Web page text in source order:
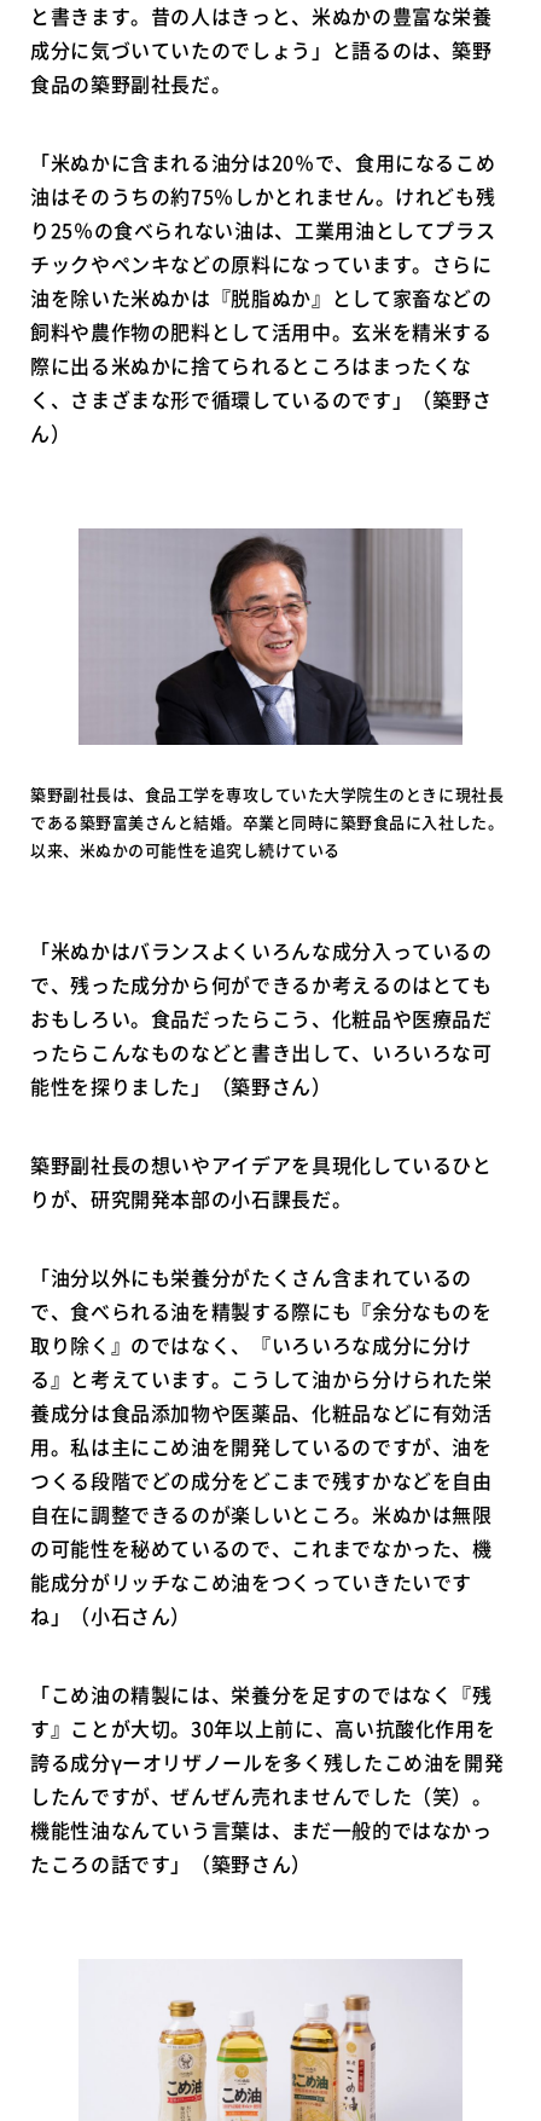
と書きます。昔の人はきっと、米ぬかの豊富な栄養
成分に気づいていたのでしょう」と語るのは、築野
食品の築野副社長だ。
「米ぬかに含まれる油分は20％で、食用になるこめ
油はそのうちの約75％しかとれません。けれども残
り25％の食べられない油は、工業用油としてプラス
チックやペンキなどの原料になっています。さらに
油を除いた米ぬかは『脱脂ぬか』として家畜などの
飼料や農作物の肥料として活用中。玄米を精米する
際に出る米ぬかに捨てられるところはまったくな
く、さまざまな形で循環しているのです」（築野さ
ん）
築野副社長は、食品工学を専攻していた大学院生のときに現社長
である築野富美さんと結婚。卒業と同時に築野食品に入社した。
以来、米ぬかの可能性を追究し続けている
「米ぬかはバランスよくいろんな成分入っているの
で、残った成分から何ができるか考えるのはとても
おもしろい。食品だったらこう、化粧品や医療品だ
ったらこんなものなどと書き出して、いろいろな可
能性を探りました」（築野さん）
築野副社長の想いやアイデアを具現化しているひと
りが、研究開発本部の小石課長だ。
「油分以外にも栄養分がたくさん含まれているの
で、食べられる油を精製する際にも『余分なものを
取り除く』のではなく、『いろいろな成分に分け
る』と考えています。こうして油から分けられた栄
養成分は食品添加物や医薬品、化粧品などに有効活
用。私は主にこめ油を開発しているのですが、油を
つくる段階でどの成分をどこまで残すかなどを自由
自在に調整できるのが楽しいところ。米ぬかは無限
の可能性を秘めているので、これまでなかった、機
能成分がリッチなこめ油をつくっていきたいです
ね」（小石さん）
「こめ油の精製には、栄養分を足すのではなく『残
す』ことが大切。30年以上前に、高い抗酸化作用を
誇る成分γーオリザノールを多く残したこめ油を開発
したんですが、ぜんぜん売れませんでした（笑）。
機能性油なんていう言葉は、まだ一般的ではなかっ
たころの話です」（築野さん）